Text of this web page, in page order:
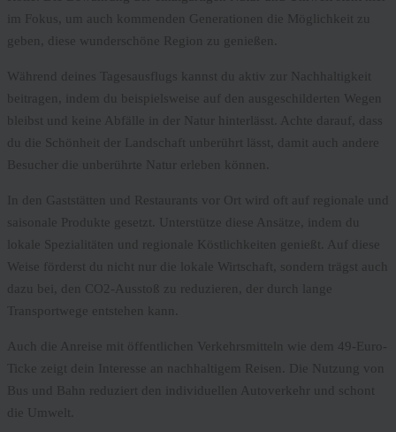
im Fokus, um auch kommenden Generationen die Möglichkeit zu
geben, diese wunderschöne Region zu genießen.
Während deines Tagesausflugs kannst du aktiv zur Nachhaltigkeit
beitragen, indem du beispielsweise auf den ausgeschilderten Wegen
bleibst und keine Abfälle in der Natur hinterlässt. Achte darauf, dass
du die Schönheit der Landschaft unberührt lässt, damit auch andere
Besucher die unberührte Natur erleben können.
In den Gaststätten und Restaurants vor Ort wird oft auf regionale und
saisonale Produkte gesetzt. Unterstütze diese Ansätze, indem du
lokale Spezialitäten und regionale Köstlichkeiten genießt. Auf diese
Weise förderst du nicht nur die lokale Wirtschaft, sondern trägst auch
dazu bei, den CO2-Ausstoß zu reduzieren, der durch lange
Transportwege entstehen kann.
Auch die Anreise mit öffentlichen Verkehrsmitteln wie dem 49-Euro-
Ticke zeigt dein Interesse an nachhaltigem Reisen. Die Nutzung von
Bus und Bahn reduziert den individuellen Autoverkehr und schont
die Umwelt.